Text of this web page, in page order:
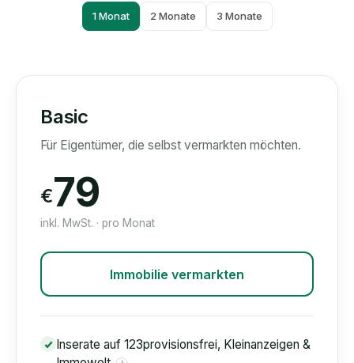
1 Monat 2 Monate 3 Monate
Basic
Für Eigentümer, die selbst vermarkten möchten.
€79
inkl. MwSt. · pro Monat
Immobilie vermarkten
Inserate auf 123provisionsfrei, Kleinanzeigen &